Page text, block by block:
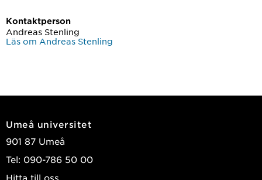
Kontaktperson
Andreas Stenling
Läs om Andreas Stenling
Umeå universitet
901 87 Umeå
Tel: 090-786 50 00
Hitta till oss